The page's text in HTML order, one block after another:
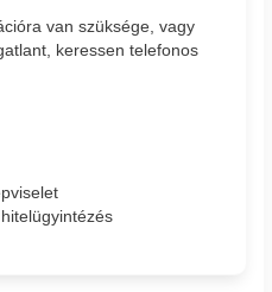
van szüksége, vagy
keressen telefonos